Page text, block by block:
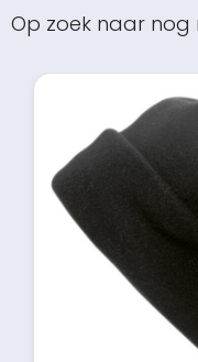
Op zoek naar nog